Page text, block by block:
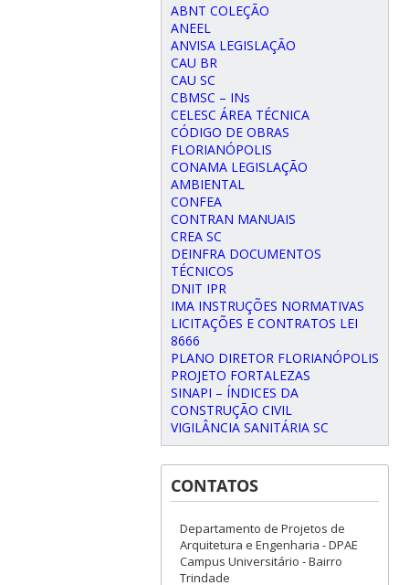
ABNT COLEÇÃO
ANEEL
ANVISA LEGISLAÇÃO
CAU BR
CAU SC
CBMSC – INs
CELESC ÁREA TÉCNICA
CÓDIGO DE OBRAS
FLORIANÓPOLIS
CONAMA LEGISLAÇÃO
AMBIENTAL
CONFEA
CONTRAN MANUAIS
CREA SC
DEINFRA DOCUMENTOS
TÉCNICOS
DNIT IPR
IMA INSTRUÇÕES NORMATIVAS
LICITAÇÕES E CONTRATOS LEI
8666
PLANO DIRETOR FLORIANÓPOLIS
PROJETO FORTALEZAS
SINAPI – ÍNDICES DA
CONSTRUÇÃO CIVIL
VIGILÂNCIA SANITÁRIA SC
CONTATOS
Departamento de Projetos de
Arquitetura e Engenharia - DPAE
Campus Universitário - Bairro
Trindade